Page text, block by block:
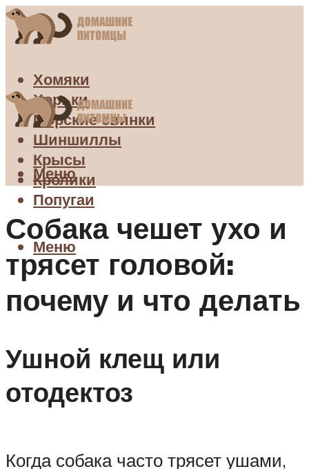
Хомяки
Хорьки
Морские свинки
Шиншиллы
Крысы
Кролики
Попугаи
Меню
Меню
Собака чешет ухо и
трясет головой:
почему и что делать
Ушной клещ или
отодектоз
Когда собака часто трясет ушами,